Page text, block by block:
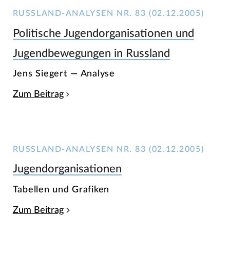
RUSSLAND-ANALYSEN NR. 83 (02.12.2005)
Politische Jugendorganisationen und
Jugendbewegungen in Russland
Jens Siegert — Analyse
Zum Beitrag
RUSSLAND-ANALYSEN NR. 83 (02.12.2005)
Jugendorganisationen
Tabellen und Grafiken
Zum Beitrag